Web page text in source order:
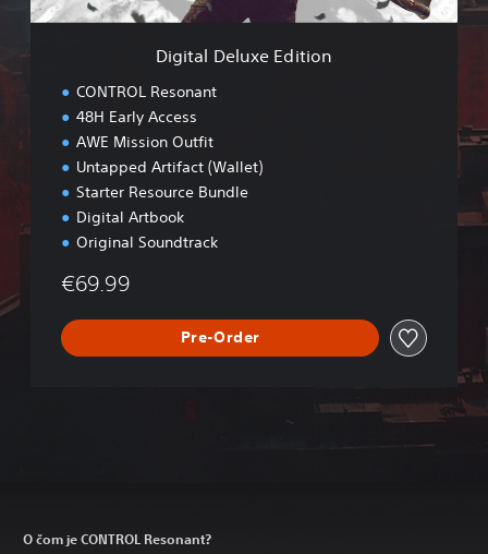
x
Digital Deluxe Edition
CONTROL Resonant
48H Early Access
AWE Mission Outfit
Untapped Artifact (Wallet)
Starter Resource Bundle
Digital Artbook
Original Soundtrack
€69.99
Pre-Order
O čom je CONTROL Resonant?